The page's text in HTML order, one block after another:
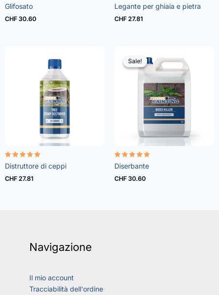
Rated
4.96
out of 5
Glifosato
CHF 30.60
Rated
4.57
out of 5
Legante per ghiaia e pietra
CHF 27.81
Rated
5.00
out of 5
Distruttore di ceppi
CHF 27.81
Sale!
Sale!
Rated
4.73
out of 5
Diserbante
CHF 30.60
Navigazione
Il mio account
Tracciabilità dell'ordine